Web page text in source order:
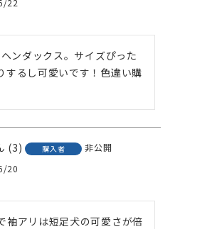
22
ンダックス。サイズぴった
するし可愛いです！色違い購
3 購入者
非公開
20
袖アリは短足犬の可愛さが倍